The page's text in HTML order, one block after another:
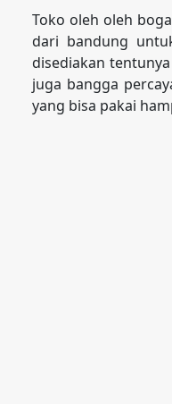
Toko oleh oleh
dari bandung
disediakan
juga bangga
yang bisa pakai